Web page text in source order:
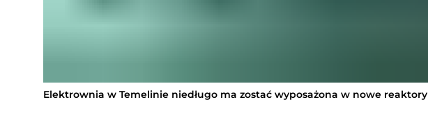
Elektrownia w Temelinie niedługo ma zostać wyposażona w nowe reaktory